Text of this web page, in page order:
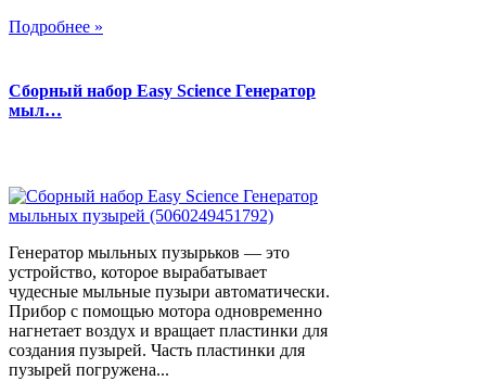
Подробнее »
Сборный набор Easy Science Генератор
мыл…
Генератор мыльных пузырьков — это
устройство, которое вырабатывает
чудесные мыльные пузыри автоматически.
Прибор с помощью мотора одновременно
нагнетает воздух и вращает пластинки для
создания пузырей. Часть пластинки для
пузырей погружена...